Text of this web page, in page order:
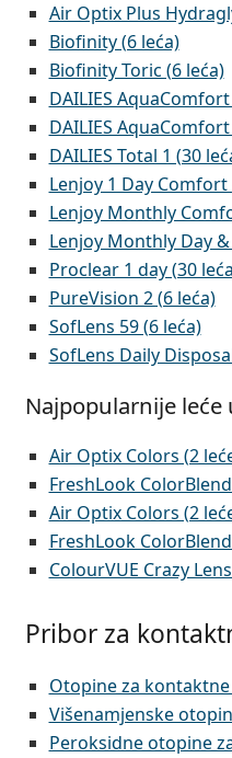
Air Optix Plus
Biofinity (6 leća)
Biofinity Toric (6 leća)
DAILIES
DAILIES
DAILIES Total 1 (30
Lenjoy 1 Day Comfort
Lenjoy Monthly
Lenjoy Monthly Day
Proclear 1 day (30
PureVision 2 (6 leća)
SofLens 59 (6 leća)
SofLens Daily
Najpopularnije leće
Air Optix Colors (2
FreshLook
Air Optix Colors (2
FreshLook
ColourVUE Crazy
Pribor za
Otopine za kontaktne
Višenamjenske
Peroksidne otopine